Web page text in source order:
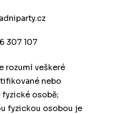
307 107
rozumí veškeré
nebo
osobě;
fyzickou osobou je